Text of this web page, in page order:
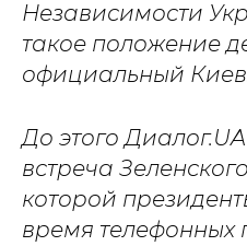
Независимости
такое положение
официальный
До этого
встреча
которой
время телефонных